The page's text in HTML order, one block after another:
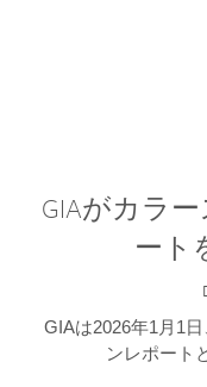
GIAがカラ
ート
GIAは2026年1月1
ンレポート